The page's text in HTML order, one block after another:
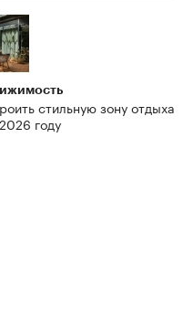
стильную зону отдыха
году